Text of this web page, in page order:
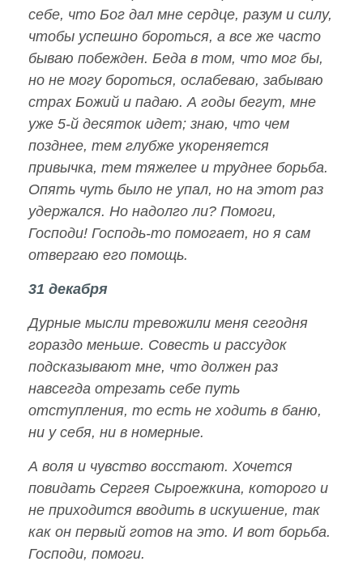
себе, что Бог дал мне сердце, разум и силу,
чтобы успешно бороться, а все же часто
бываю побежден. Беда в том, что мог бы,
но не могу бороться, ослабеваю, забываю
страх Божий и падаю. А годы бегут, мне
уже 5-й десяток идет; знаю, что чем
позднее, тем глубже укореняется
привычка, тем тяжелее и труднее борьба.
Опять чуть было не упал, но на этот раз
удержался. Но надолго ли? Помоги,
Господи! Господь-то помогает, но я сам
отвергаю его помощь.
31 декабря
Дурные мысли тревожили меня сегодня
гораздо меньше. Совесть и рассудок
подсказывают мне, что должен раз
навсегда отрезать себе путь
отступления, то есть не ходить в баню,
ни у себя, ни в номерные.
А воля и чувство восстают. Хочется
повидать Сергея Сыроежкина, которого и
не приходится вводить в искушение, так
как он первый готов на это. И вот борьба.
Господи, помоги.